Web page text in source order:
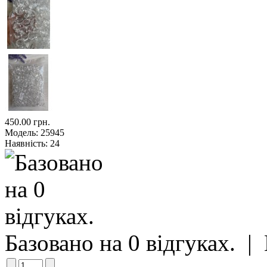
450.00 грн.
Модель: 25945
Наявність: 24
Базовано на 0 відгуках. |